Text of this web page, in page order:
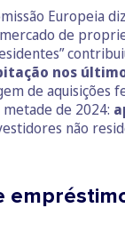
Europeia
de
nos
de aquisições
de 2024:
não